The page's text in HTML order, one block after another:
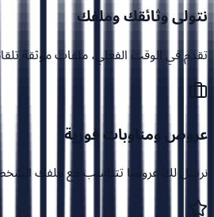
نتولى وثائقك وملفك
تقدم في الوقت الفعلي، ملفات موثقة
عروض ومناوبات فورية
نرسل لك عروضًا تتناسب مع ملفك